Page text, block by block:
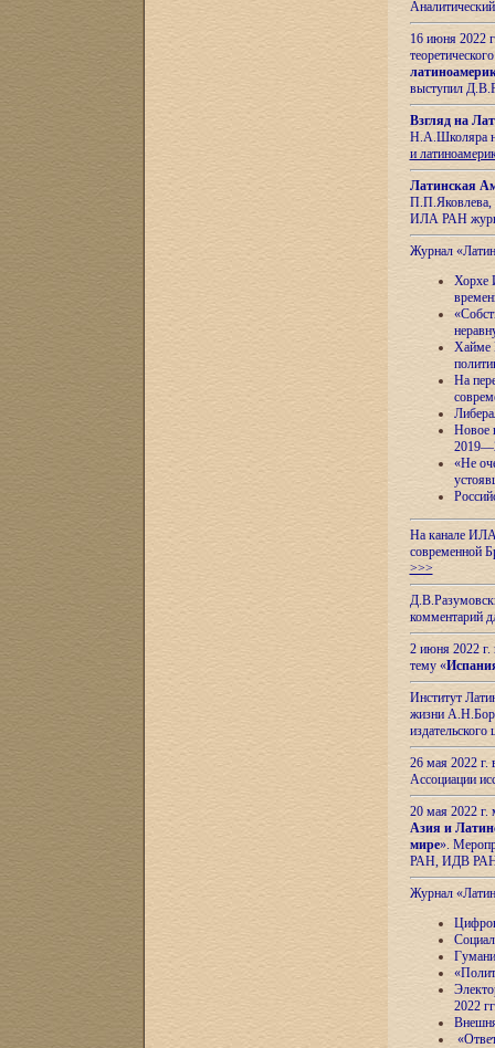
16 июня 2022
выступил
Взгляд на
Н.А.Школяра
и
Латинская
П.П.Яковлева,
ИЛА РАН
Журнал
Хорхе
Хайме
На
Новое
«Не
На канале ИЛА
современной
>>>
комментарий
2 июня 2022 г.
тему «
Институт
жизни
26 мая 2022
Ассоциации
20 мая 2022
Азия и
мире».
РАН, ИДВ
Журнал
2022